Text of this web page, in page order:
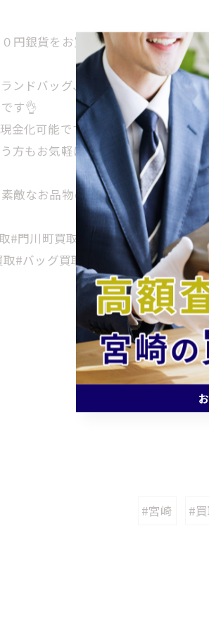
円銀貨をお買取りさせていただき
ンドバッグ、時計などを強化買取中
す👌
金化可能です💰✨
方もお気軽にどうぞ♬
敵なお品物の高額査定を目指して
#門川町買取#買取#高価買取#買取
#バッグ買取#時計買取#ジュエリ
#宮崎 #